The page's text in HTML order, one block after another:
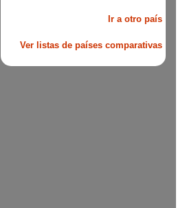
Ir a otro país
Ver listas de países comparativas